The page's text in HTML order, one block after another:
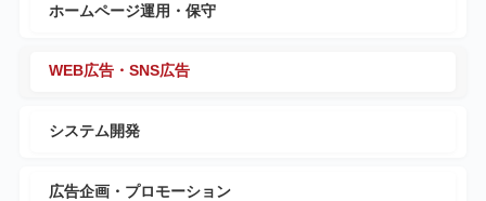
ホームページ運用・保守
WEB広告・SNS広告
システム開発
広告企画・プロモーション